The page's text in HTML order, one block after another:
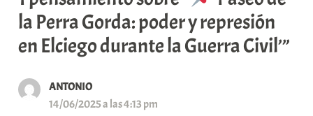
la Perra Gorda: poder y represión
en Elciego durante la Guerra Civil’”
ANTONIO
14/06/2025 a las 4:13 pm